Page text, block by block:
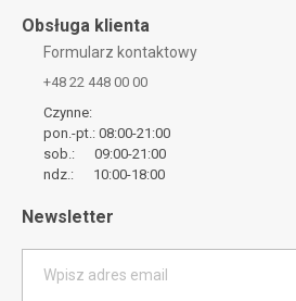
Obsługa klienta
Formularz kontaktowy
+48 22 448 00 00
Czynne:
pon.-pt.: 08:00-21:00
sob.: 09:00-21:00
ndz.: 10:00-18:00
Newsletter
Wpisz adres email